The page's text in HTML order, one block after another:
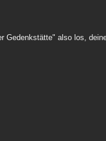
Gedenkstätte" also los,